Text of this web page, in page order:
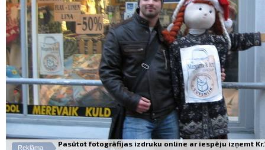
Reklāma
Pasūtot fotogrāfijas izdruku online ar iespēju izņemt